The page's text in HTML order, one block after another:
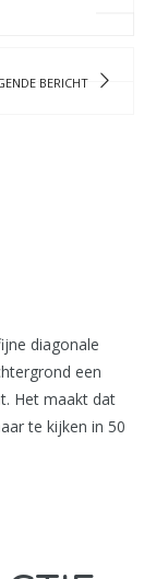
BERICHT
diagonale
een
Het maakt dat
te kijken in 50